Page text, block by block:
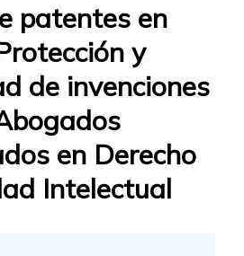
patentes en
y
de invenciones
en Derecho
Intelectual